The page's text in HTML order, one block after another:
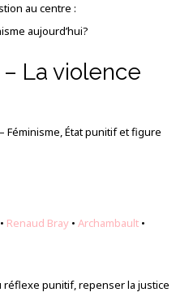
au centre :
aujourd’hui?
– La violence
Féminisme, État punitif et figure
• Renaud Bray •Archambault •
réflexe punitif, repenser la justice